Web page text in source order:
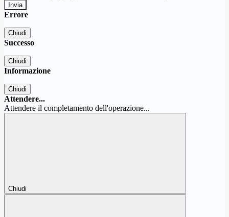
Errore
Chiudi
Successo
Chiudi
Informazione
Chiudi
Attendere...
Attendere il completamento dell'operazione...
Chiudi